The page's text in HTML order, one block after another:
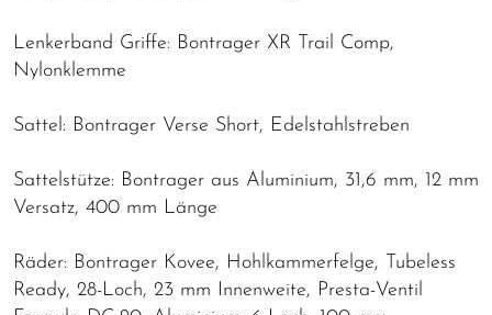
Lenkerband Griffe: Bontrager XR Trail Comp,
Nylonklemme
Sattel: Bontrager Verse Short, Edelstahlstreben
Sattelstütze: Bontrager aus Aluminium, 31,6 mm, 12 mm
Versatz, 400 mm Länge
Räder: Bontrager Kovee, Hohlkammerfelge, Tubeless
Ready, 28-Loch, 23 mm Innenweite, Presta-Ventil